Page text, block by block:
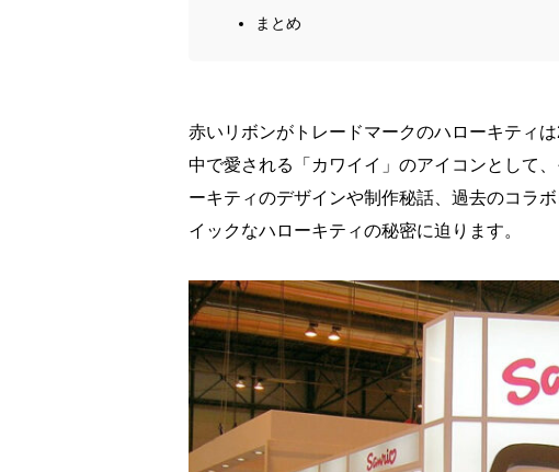
まとめ
赤いリボンがトレードマークのハローキティ
中で愛される「カワイイ」のアイコンとして
ーキティのデザインや制作秘話、過去のコラ
イックなハローキティの秘密に迫ります。